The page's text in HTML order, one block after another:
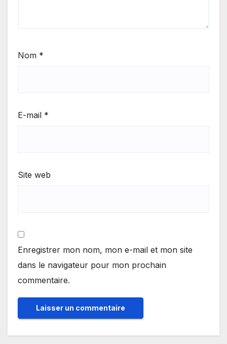
Nom *
E-mail *
Site web
Enregistrer mon nom, mon e-mail et mon site
dans le navigateur pour mon prochain
commentaire.